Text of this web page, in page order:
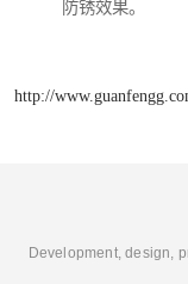
防锈效果。
http://
Development, design,